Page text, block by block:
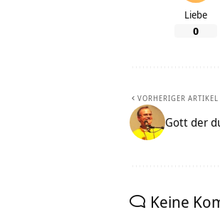
Liebe
0
VORHERIGER ARTIKEL
Gott der
Keine